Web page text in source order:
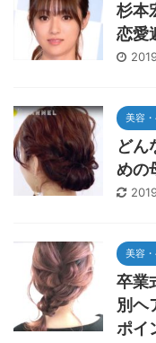
杉本
恋愛
美容
どん
めの
美容
卒業
別ヘ
ポイ